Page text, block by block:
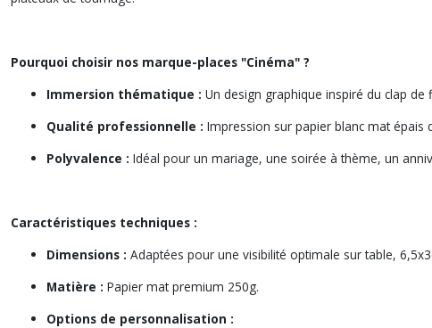
Pourquoi choisir nos marque-places "Cinéma" ?
Immersion thématique : Un design graphique inspiré du clap
Qualité professionnelle : Impression sur papier blanc mat épais
Polyvalence : Idéal pour un mariage, une soirée à thème, un
Caractéristiques techniques :
Dimensions : Adaptées pour une visibilité optimale sur table,
Matière : Papier mat premium 250g.
Options de personnalisation :